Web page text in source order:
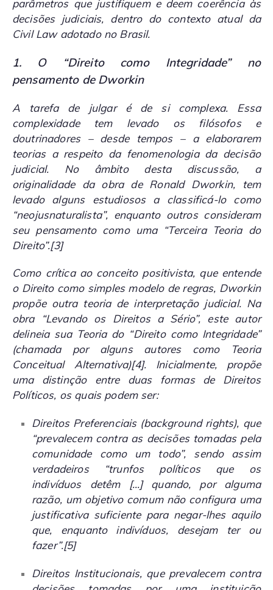
parâmetros que justifiquem e deem coerência às
decisões judiciais, dentro do contexto atual da
Civil Law adotado no Brasil.
1. O “Direito como Integridade” no
pensamento de Dworkin
A tarefa de julgar é de si complexa. Essa
complexidade tem levado os filósofos e
doutrinadores – desde tempos – a elaborarem
teorias a respeito da fenomenologia da decisão
judicial. No âmbito desta discussão, a
originalidade da obra de Ronald Dworkin, tem
levado alguns estudiosos a classificá-lo como
“neojusnaturalista”, enquanto outros consideram
seu pensamento como uma “Terceira Teoria do
Direito”.[3]
Como crítica ao conceito positivista, que entende
o Direito como simples modelo de regras, Dworkin
propõe outra teoria de interpretação judicial. Na
obra “Levando os Direitos a Sério”, este autor
delineia sua Teoria do “Direito como Integridade”
(chamada por alguns autores como Teoria
Conceitual Alternativa)[4]. Inicialmente, propõe
uma distinção entre duas formas de Direitos
Políticos, os quais podem ser:
Direitos Preferenciais (background rights), que
“prevalecem contra as decisões tomadas pela
comunidade como um todo”, sendo assim
verdadeiros “trunfos políticos que os
indivíduos detêm […] quando, por alguma
razão, um objetivo comum não configura uma
justificativa suficiente para negar-lhes aquilo
que, enquanto indivíduos, desejam ter ou
fazer”.[5]
Direitos Institucionais, que prevalecem contra